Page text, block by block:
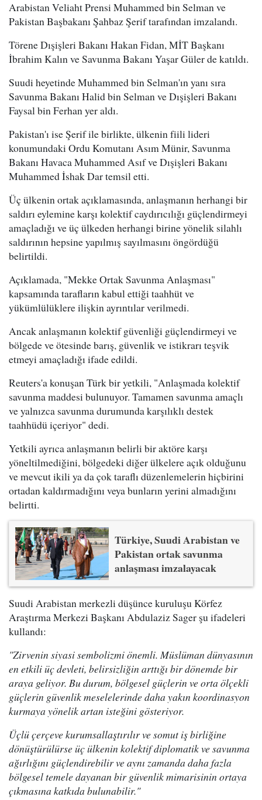
Arabistan Veliaht Prensi Muhammed bin Selman ve
Pakistan Başbakanı Şahbaz Şerif tarafından imzalandı.
Törene Dışişleri Bakanı Hakan Fidan, MİT Başkanı
İbrahim Kalın ve Savunma Bakanı Yaşar Güler de katıldı.
Suudi heyetinde Muhammed bin Selman'ın yanı sıra
Savunma Bakanı Halid bin Selman ve Dışişleri Bakanı
Faysal bin Ferhan yer aldı.
Pakistan'ı ise Şerif ile birlikte, ülkenin fiili lideri
konumundaki Ordu Komutanı Asım Münir, Savunma
Bakanı Havaca Muhammed Asıf ve Dışişleri Bakanı
Muhammed İshak Dar temsil etti.
Üç ülkenin ortak açıklamasında, anlaşmanın herhangi bir
saldırı eylemine karşı kolektif caydırıcılığı güçlendirmeyi
amaçladığı ve üç ülkeden herhangi birine yönelik silahlı
saldırının hepsine yapılmış sayılmasını öngördüğü
belirtildi.
Açıklamada, "Mekke Ortak Savunma Anlaşması"
kapsamında tarafların kabul ettiği taahhüt ve
yükümlülüklere ilişkin ayrıntılar verilmedi.
Ancak anlaşmanın kolektif güvenliği güçlendirmeyi ve
bölgede ve ötesinde barış, güvenlik ve istikrarı teşvik
etmeyi amaçladığı ifade edildi.
Reuters'a konuşan Türk bir yetkili, "Anlaşmada kolektif
savunma maddesi bulunuyor. Tamamen savunma amaçlı
ve yalnızca savunma durumunda karşılıklı destek
taahhüdü içeriyor" dedi.
Yetkili ayrıca anlaşmanın belirli bir aktöre karşı
yöneltilmediğini, bölgedeki diğer ülkelere açık olduğunu
ve mevcut ikili ya da çok taraflı düzenlemelerin hiçbirini
ortadan kaldırmadığını veya bunların yerini almadığını
belirtti.
Türkiye, Suudi Arabistan ve
Pakistan ortak savunma
anlaşması imzalayacak
Suudi Arabistan merkezli düşünce kuruluşu Körfez
Araştırma Merkezi Başkanı Abdulaziz Sager şu ifadeleri
kullandı:
"Zirvenin siyasi sembolizmi önemli. Müslüman dünyasının
en etkili üç devleti, belirsizliğin arttığı bir dönemde bir
araya geliyor. Bu durum, bölgesel güçlerin ve orta ölçekli
güçlerin güvenlik meselelerinde daha yakın koordinasyon
kurmaya yönelik artan isteğini gösteriyor.
Üçlü çerçeve kurumsallaştırılır ve somut iş birliğine
dönüştürülürse üç ülkenin kolektif diplomatik ve savunma
ağırlığını güçlendirebilir ve aynı zamanda daha fazla
bölgesel temele dayanan bir güvenlik mimarisinin ortaya
çıkmasına katkıda bulunabilir."